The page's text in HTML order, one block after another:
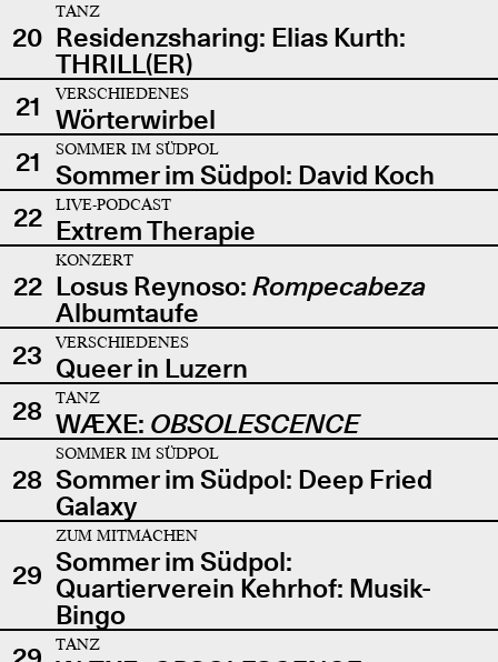
20
TANZ
Residenzsharing: Elias Kurth:
THRILL(ER)
21
VERSCHIEDENES
Wörterwirbel
21
SOMMER IM SÜDPOL
Sommer im Südpol: David Koch
22
LIVE-PODCAST
Extrem Therapie
22
KONZERT
Losus Reynoso: Rompecabeza
Albumtaufe
23
VERSCHIEDENES
Queer in Luzern
28
TANZ
WÆXE: OBSOLESCENCE
28
SOMMER IM SÜDPOL
Sommer im Südpol: Deep Fried
Galaxy
29
ZUM MITMACHEN
Sommer im Südpol:
Quartierverein Kehrhof: Musik-
Bingo
TANZ